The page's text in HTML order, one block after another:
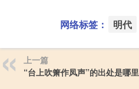
网络标签： 明代
上一篇
“台上吹箫作凤声”的出处是哪里